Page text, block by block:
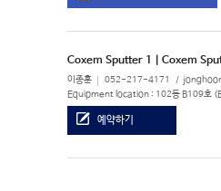
Coxem Sputter 1 | Coxem
이종훈 052-217-4171
Equipment location : 102동 B109호
예약하기